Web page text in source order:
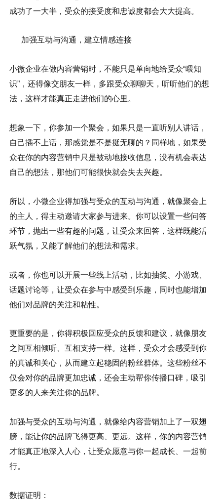
成功了一大半，受众的接受度和忠诚度都会大大提高。
加强互动与沟通，建立情感连接
小微企业在做内容营销时，不能只是单向地给受众“喂知
识”，还得像交朋友一样，多跟受众聊聊天，听听他们的想
法，这样才能真正走进他们的心里。
想象一下，你参加一个聚会，如果只是一直听别人讲话，
自己插不上话，那感觉是不是挺无聊的？同样地，如果受
众在你的内容营销中只是被动地接收信息，没有机会表达
自己的想法，那他们可能很快就会失去兴趣。
所以，小微企业得加强与受众的互动与沟通，就像聚会上
的主人，得主动邀请大家参与进来。你可以设置一些问答
环节，抛出一些有趣的问题，让受众来回答，这样既能活
跃气氛，又能了解他们的想法和需求。
或者，你也可以开展一些线上活动，比如抽奖、小游戏、
话题讨论等，让受众在参与中感受到乐趣，同时也能增加
他们对品牌的关注和粘性。
更重要的是，你得积极回应受众的反馈和建议，就像朋友
之间互相倾听、互相支持一样。这样，受众才会感受到你
的真诚和关心，从而建立起稳固的粉丝群体。这些粉丝不
仅会对你的品牌更加忠诚，还会主动帮你传播口碑，吸引
更多的人来关注你的品牌。
加强与受众的互动与沟通，就像给内容营销加上了一双翅
膀，能让你的品牌飞得更高、更远。这样，你的内容营销
才能真正地深入人心，让受众愿意与你一起成长、一起前
行。
数据证明：